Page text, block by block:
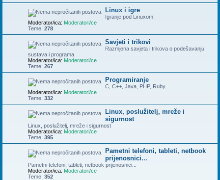
Linux i igre
Igranje pod Linuxom.
Moderator/ica: Moderatori/ce
Teme: 278
Savjeti i trikovi
Razmjena savjeta i trikova o podešavanju
sustava i programa.
Moderator/ica: Moderatori/ce
Teme: 267
Programiranje
C, C++, Java, PHP, Ruby...
Moderator/ica: Moderatori/ce
Teme: 332
Linux, poslužitelj, mreže i
sigurnost
Linux, poslužitelj, mreže i sigurnost
Moderator/ica: Moderatori/ce
Teme: 395
Pametni telefoni, tableti, netbook
prijenosnici...
Pametni telefoni, tableti, netbook prijenosnici...
Moderator/ica: Moderatori/ce
Teme: 352